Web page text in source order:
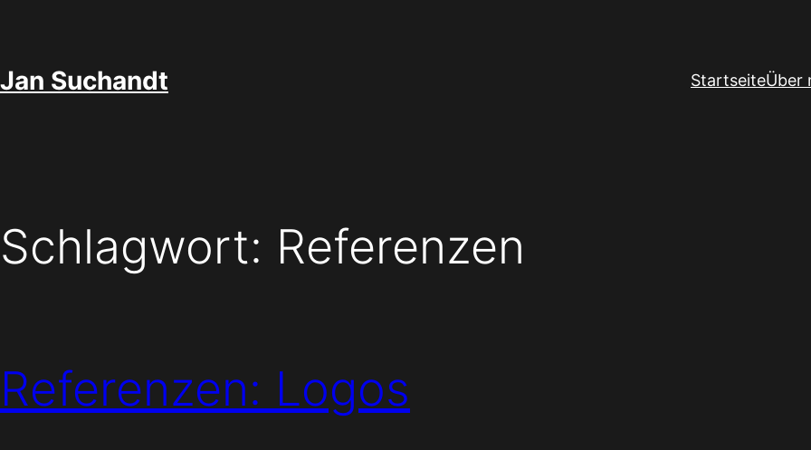
Jan Suchandt StartseiteÜber
Schlagwort: Referenzen
Referenzen: Logos